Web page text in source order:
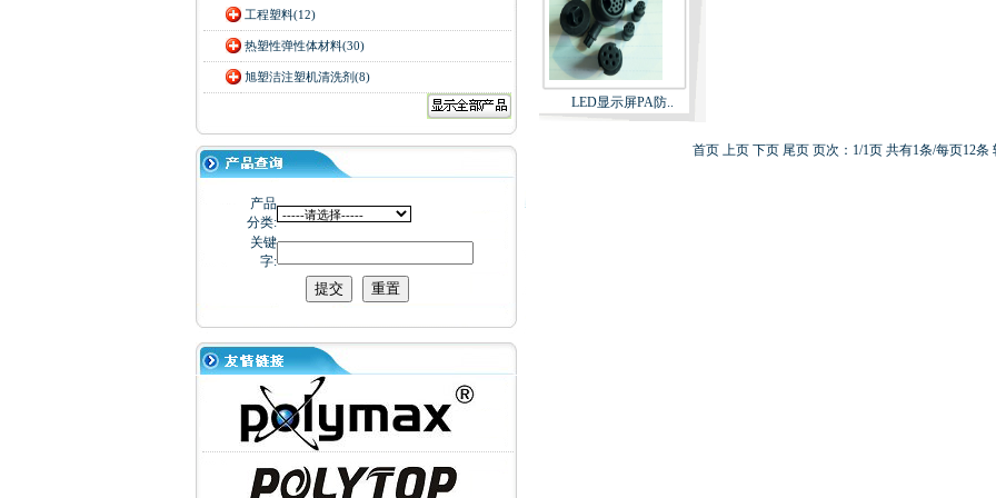
工程塑料(12)
热塑性弹性体材料(30)
旭塑洁注塑机清洗剂(8)
产品
分类:
关键
字:
LED显示屏PA防..
首页 上页 下页 尾页 页次：1/1页 共有1条/每页12条